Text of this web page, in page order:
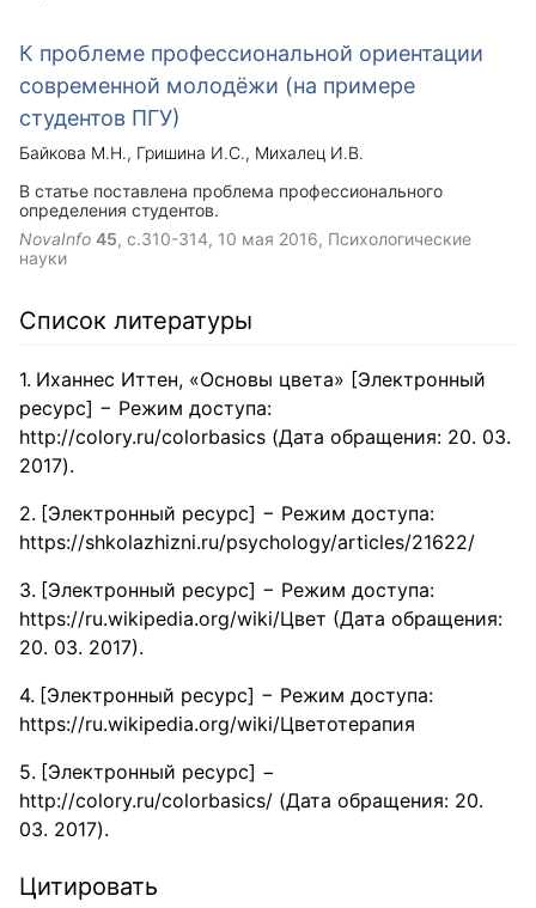
К проблеме профессиональной ориентации
современной молодёжи (на примере
студентов ПГУ)
Байкова М.Н. Гришина И.С.
Михалец И.В.
В статье поставлена проблема профессионального
определения студентов.
NovaInfo 45, с.310-314, 10 мая 2016, Психологические
науки
Список литературы
Иханнес Иттен, «Основы цвета» [Электронный
ресурс] − Режим доступа:
http://colory.ru/colorbasics (Дата обращения: 20. 03.
2017).
[Электронный ресурс] − Режим доступа:
https://shkolazhizni.ru/psychology/articles/21622/
[Электронный ресурс] − Режим доступа:
https://ru.wikipedia.org/wiki/Цвет (Дата обращения:
20. 03. 2017).
[Электронный ресурс] − Режим доступа:
https://ru.wikipedia.org/wiki/Цветотерапия
[Электронный ресурс] −
http://colory.ru/colorbasics/ (Дата обращения: 20.
03. 2017).
Цитировать